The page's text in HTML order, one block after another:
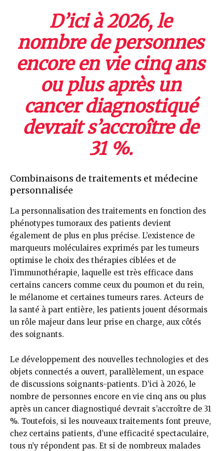
D’ici à 2026, le
nombre de personnes
encore en vie cinq ans
ou plus après un
cancer diagnostiqué
devrait s’accroître de
31 %.
Combinaisons de traitements et médecine
personnalisée
La personnalisation des traitements en fonction des
phénotypes tumoraux des patients devient
également de plus en plus précise. L’existence de
marqueurs moléculaires exprimés par les tumeurs
optimise le choix des thérapies ciblées et de
l’immunothérapie, laquelle est très efficace dans
certains cancers comme ceux du poumon et du rein,
le mélanome et certaines tumeurs rares. Acteurs de
la santé à part entière, les patients jouent désormais
un rôle majeur dans leur prise en charge, aux côtés
des soignants.
Le développement des nouvelles technologies et des
objets connectés a ouvert, parallèlement, un espace
de discussions soignants-patients. D’ici à 2026, le
nombre de personnes encore en vie cinq ans ou plus
après un cancer diagnostiqué devrait s’accroître de 31
%. Toutefois, si les nouveaux traitements font preuve,
chez certains patients, d’une efficacité spectaculaire,
tous n’y répondent pas. Et si de nombreux malades